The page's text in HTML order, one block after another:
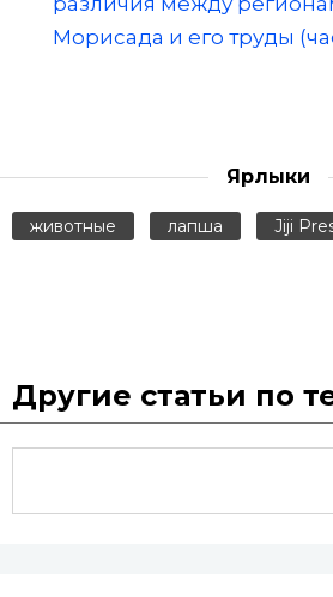
Морисада и его труды
Ярлыки
животные лапша Jiji
Другие статьи по